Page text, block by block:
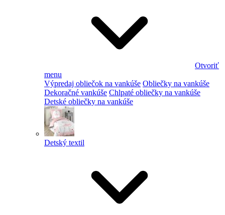
Otvoriť
menu
Výpredaj obliečok na vankúše Obliečky na vankúše
Dekoračné vankúše Chlpaté obliečky na vankúše
Detské obliečky na vankúše
Detský textil